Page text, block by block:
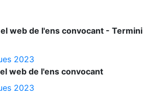
web de l'ens convocant - Termini
2023
web de l'ens convocant
2023